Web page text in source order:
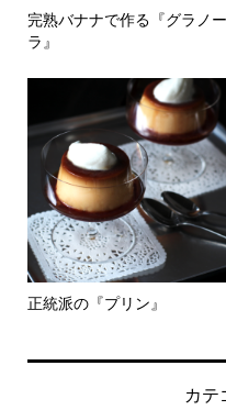
完熟バナナで作る『グラノー
ラ』
正統派の『プリン』
カテ